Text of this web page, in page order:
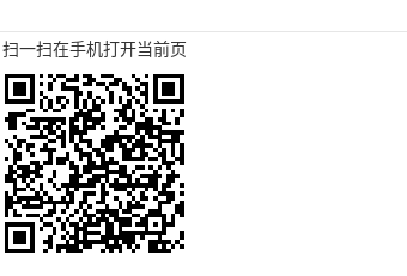
扫一扫在手机打开当前页